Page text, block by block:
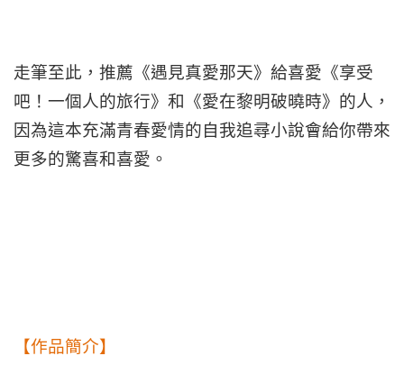
走筆至此，推薦《遇見真愛那天》給喜愛《享受
吧！一個人的旅行》和《愛在黎明破曉時》的人，
因為這本充滿青春愛情的自我追尋小說會給你帶來
更多的驚喜和喜愛。
【作品簡介】